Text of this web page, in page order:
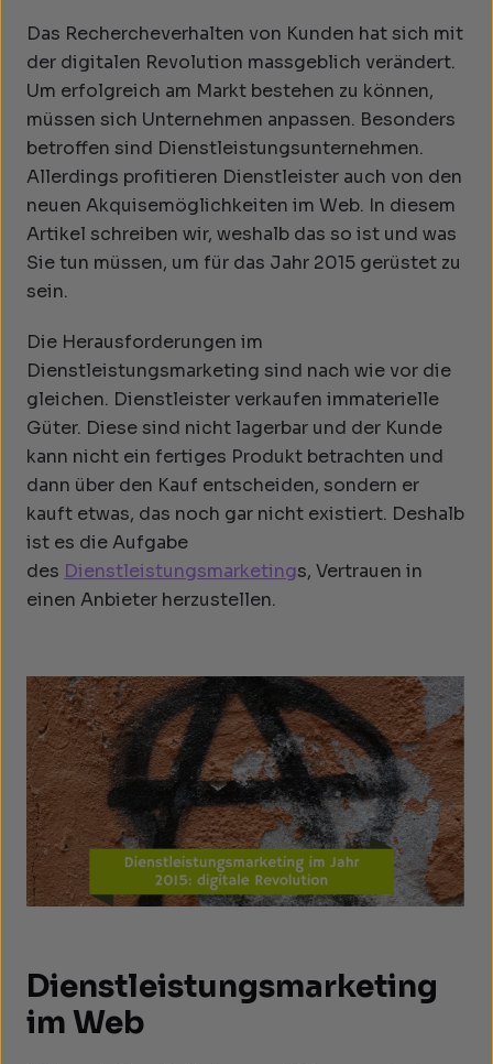
Das Rechercheverhalten von Kunden hat sich mit
der digitalen Revolution massgeblich verändert.
Um erfolgreich am Markt bestehen zu können,
müssen sich Unternehmen anpassen. Besonders
betroffen sind Dienstleistungsunternehmen.
Allerdings profitieren Dienstleister auch von den
neuen Akquisemöglichkeiten im Web. In diesem
Artikel schreiben wir, weshalb das so ist und was
Sie tun müssen, um für das Jahr 2015 gerüstet zu
sein.
Die Herausforderungen im
Dienstleistungsmarketing sind nach wie vor die
gleichen. Dienstleister verkaufen immaterielle
Güter. Diese sind nicht lagerbar und der Kunde
kann nicht ein fertiges Produkt betrachten und
dann über den Kauf entscheiden, sondern er
kauft etwas, das noch gar nicht existiert. Deshalb
ist es die Aufgabe
des Dienstleistungsmarketings, Vertrauen in
einen Anbieter herzustellen.
Dienstleistungsmarketing
im Web